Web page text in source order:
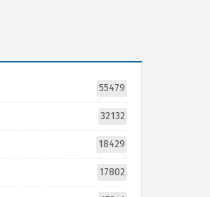
55479
32132
18429
17802